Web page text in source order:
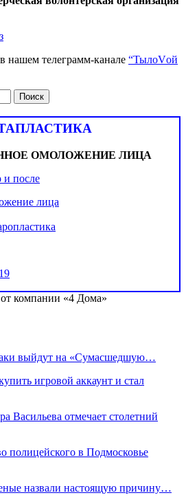
нашем телеграмм-канале “ТылоVой
ОМОЛОЖЕНИЕ ЛИЦА
лица
компании «4 Дома»
выйдут на «Сумасшедшую…
игровой аккаунт и стал
Васильева отмечает столетний
полицейского в Подмосковье
назвали настоящую причину…